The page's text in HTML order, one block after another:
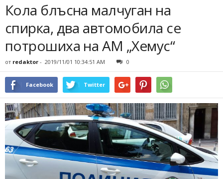
Кола блъсна малчуган на
спирка, два автомобила се
потрошиха на АМ „Хемус“
от redaktor - 2019/11/01 10:34:51 AM 0
Facebook Twitter